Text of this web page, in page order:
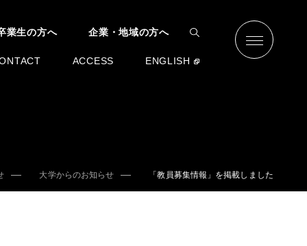
業生の方へ 企業・地域の方へ
ACCESS ENGLISH
大学からのお知らせ 「教員募集情報」を掲載しました